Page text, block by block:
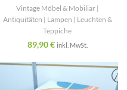
Vintage Möbel & Mobiliar |
Antiquitäten | Lampen | Leuchten &
Teppiche
89,90€ inkl. MwSt.